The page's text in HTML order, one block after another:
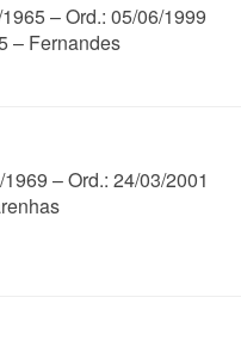
– Ord.: 05/06/1999
– Fernandes
– Ord.: 24/03/2001